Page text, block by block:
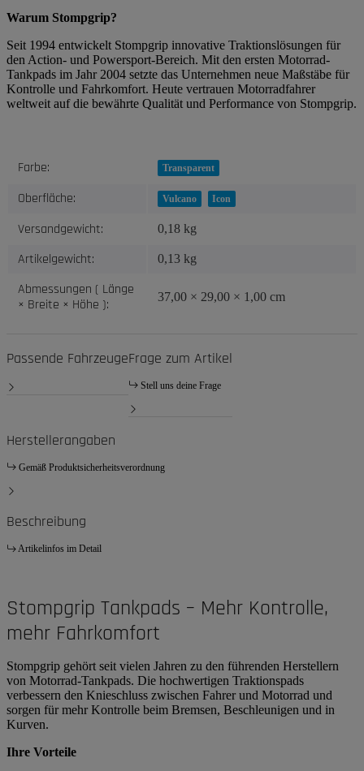
Warum Stompgrip?
Seit 1994 entwickelt Stompgrip innovative Traktionslösungen für
den Action- und Powersport-Bereich. Mit den ersten Motorrad-
Tankpads im Jahr 2004 setzte das Unternehmen neue Maßstäbe für
Kontrolle und Fahrkomfort. Heute vertrauen Motorradfahrer
weltweit auf die bewährte Qualität und Performance von Stompgrip.
Produkteigenschaft
Wert
Farbe: Transparent
Oberfläche: Vulcano Icon
Versandgewicht: 0,18 kg
Artikelgewicht: 0,13 kg
Abmessungen ( Länge
× Breite × Höhe ):
37,00 × 29,00 × 1,00 cm
Passende FahrzeugeFrage zum Artikel
Stell uns deine Frage
Herstellerangaben
Gemäß Produktsicherheitsverordnung
Beschreibung
Artikelinfos im Detail
Stompgrip Tankpads – Mehr Kontrolle,
mehr Fahrkomfort
Stompgrip gehört seit vielen Jahren zu den führenden Herstellern
von Motorrad-Tankpads. Die hochwertigen Traktionspads
verbessern den Knieschluss zwischen Fahrer und Motorrad und
sorgen für mehr Kontrolle beim Bremsen, Beschleunigen und in
Kurven.
Ihre Vorteile